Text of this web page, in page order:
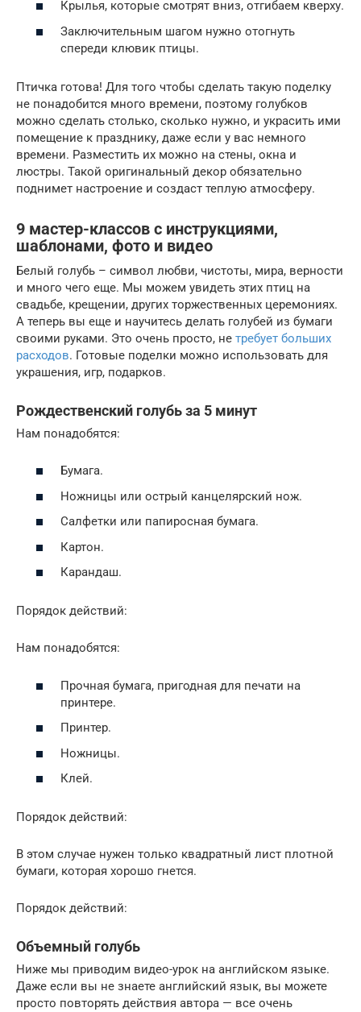
Крылья, которые смотрят вниз, отгибаем кверху.
Заключительным шагом нужно отогнуть
спереди клювик птицы.
Птичка готова! Для того чтобы сделать такую поделку
не понадобится много времени, поэтому голубков
можно сделать столько, сколько нужно, и украсить ими
помещение к празднику, даже если у вас немного
времени. Разместить их можно на стены, окна и
люстры. Такой оригинальный декор обязательно
поднимет настроение и создаст теплую атмосферу.
9 мастер-классов с инструкциями,
шаблонами, фото и видео
Белый голубь – символ любви, чистоты, мира, верности
и много чего еще. Мы можем увидеть этих птиц на
свадьбе, крещении, других торжественных церемониях.
А теперь вы еще и научитесь делать голубей из бумаги
своими руками. Это очень просто, не требует больших
расходов. Готовые поделки можно использовать для
украшения, игр, подарков.
Рождественский голубь за 5 минут
Нам понадобятся:
Бумага.
Ножницы или острый канцелярский нож.
Салфетки или папиросная бумага.
Картон.
Карандаш.
Порядок действий:
Нам понадобятся:
Прочная бумага, пригодная для печати на
принтере.
Принтер.
Ножницы.
Клей.
Порядок действий:
В этом случае нужен только квадратный лист плотной
бумаги, которая хорошо гнется.
Порядок действий:
Объемный голубь
Ниже мы приводим видео-урок на английском языке.
Даже если вы не знаете английский язык, вы можете
просто повторять действия автора — все очень